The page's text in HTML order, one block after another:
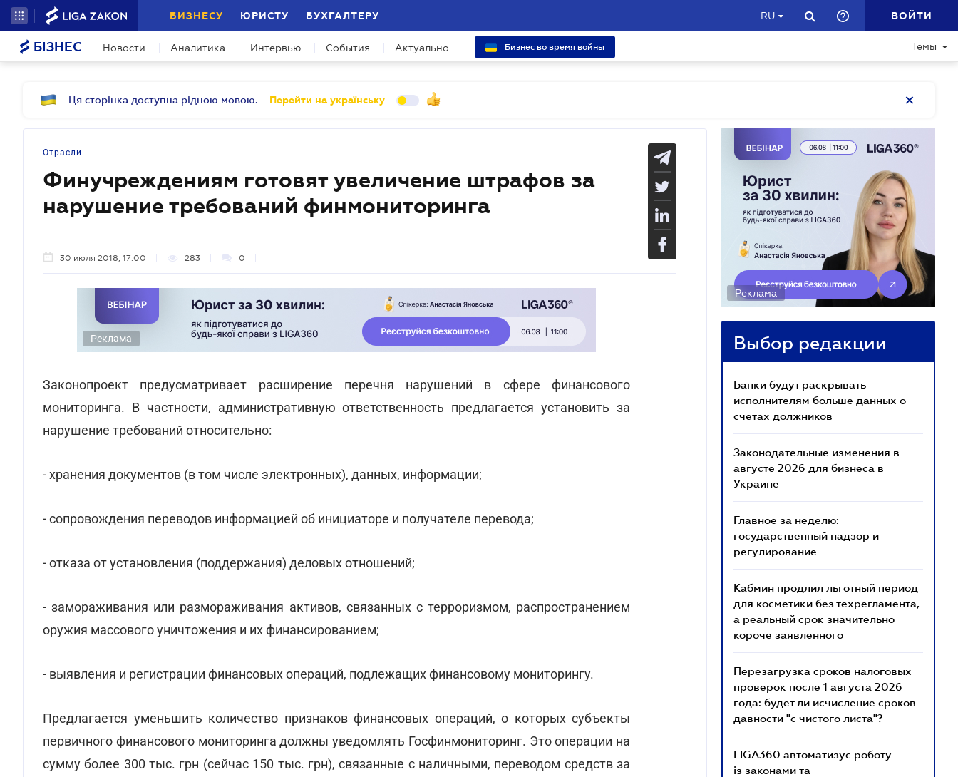
БИЗНЕСУ ЮРИСТУ БУХГАЛТЕРУ RU ВОЙТИ
БІЗНЕС Новости Аналитика Интервью События Актуально Бизнес во время войны Темы
Ця сторінка доступна рідною мовою. Перейти на українську
Отрасли
Финучреждениям готовят увеличение штрафов за
нарушение требований финмониторинга
30 июля 2018, 17:00 283 0
Реклама
Законопроект предусматривает расширение перечня нарушений в сфере финансового
мониторинга. В частности, административную ответственность предлагается установить за
нарушение требований относительно:
- хранения документов (в том числе электронных), данных, информации;
- сопровождения переводов информацией об инициаторе и получателе перевода;
- отказа от установления (поддержания) деловых отношений;
- замораживания или размораживания активов, связанных с терроризмом, распространением
оружия массового уничтожения и их финансированием;
- выявления и регистрации финансовых операций, подлежащих финансовому мониторингу.
Предлагается уменьшить количество признаков финансовых операций, о которых субъекты
первичного финансового мониторинга должны уведомлять Госфинмониторинг. Это операции на
сумму более 300 тыс. грн (сейчас 150 тыс. грн), связанные с наличными, переводом средств за
Реклама
Выбор редакции
Банки будут раскрывать
исполнителям больше данных о
счетах должников
Законодательные изменения в
августе 2026 для бизнеса в
Украине
Главное за неделю:
государственный надзор и
регулирование
Кабмин продлил льготный период
для косметики без техрегламента,
а реальный срок значительно
короче заявленного
Перезагрузка сроков налоговых
проверок после 1 августа 2026
года: будет ли исчисление сроков
давности "с чистого листа"?
LIGA360 автоматизує роботу
із законами та